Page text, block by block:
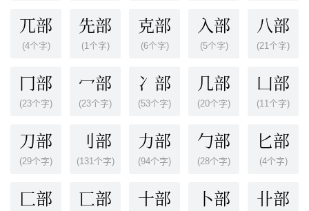
兀部
(4个字)
先部
(1个字)
克部
(6个字)
入部
(5个字)
八部
(21个字)
冂部
(23个字)
冖部
(23个字)
冫部
(53个字)
几部
(20个字)
凵部
(11个字)
刀部
(29个字)
刂部
(131个字)
力部
(94个字)
勹部
(28个字)
匕部
(4个字)
匚部 匸部 十部 卜部 卝部